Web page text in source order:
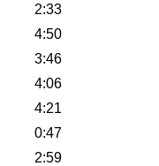
2:33
4:50
3:46
4:06
4:21
0:47
2:59